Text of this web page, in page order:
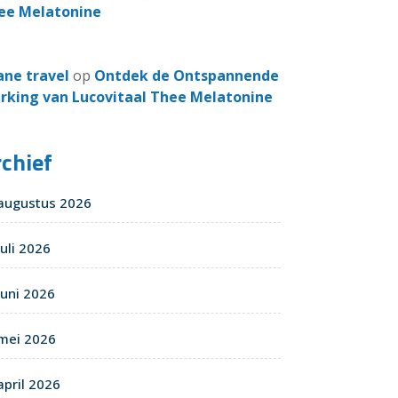
Melatonine
travel op Ontdek de Ontspannende
van Lucovitaal Thee Melatonine
2026
2026
2026
2026
2026